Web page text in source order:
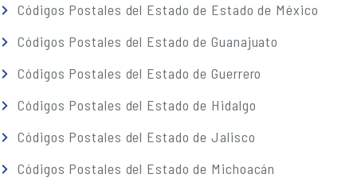
Códigos Postales del Estado de Estado de México
Códigos Postales del Estado de Guanajuato
Códigos Postales del Estado de Guerrero
Códigos Postales del Estado de Hidalgo
Códigos Postales del Estado de Jalisco
Códigos Postales del Estado de Michoacán